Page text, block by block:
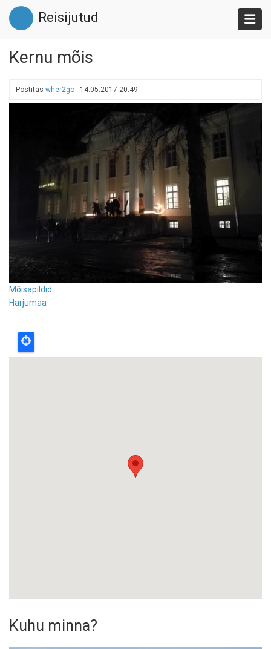
Liigu
edasi
põhisisu
Reisijutud
Kernu mõis
Postitas wher2go - 14.05.2017 20:49
Mõisapildid
Harjumaa
Kuhu minna?